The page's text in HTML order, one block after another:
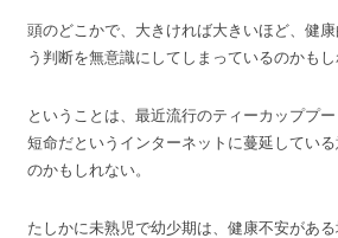
頭のどこかで、大きければ大きいほど、健
う判断を無意識にしてしまっているのかもし
ということは、最近流行のティーカッププ
短命だというインターネットに蔓延してい
のかもしれない。
たしかに未熟児で幼少期は、健康不安があ